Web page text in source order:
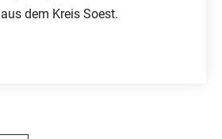
dem Kreis Soest.